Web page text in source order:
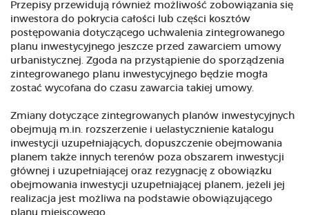
Przepisy przewidują również możliwość zobowiązania się
inwestora do pokrycia całości lub części kosztów
postępowania dotyczącego uchwalenia zintegrowanego
planu inwestycyjnego jeszcze przed zawarciem umowy
urbanistycznej. Zgoda na przystąpienie do sporządzenia
zintegrowanego planu inwestycyjnego będzie mogła
zostać wycofana do czasu zawarcia takiej umowy.
Zmiany dotyczące zintegrowanych planów inwestycyjnych
obejmują m.in. rozszerzenie i uelastycznienie katalogu
inwestycji uzupełniających, dopuszczenie obejmowania
planem także innych terenów poza obszarem inwestycji
głównej i uzupełniającej oraz rezygnację z obowiązku
obejmowania inwestycji uzupełniającej planem, jeżeli jej
realizacja jest możliwa na podstawie obowiązującego